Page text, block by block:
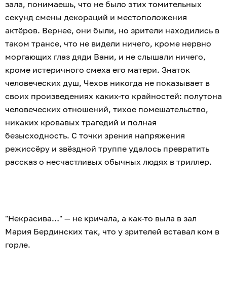
зала, понимаешь, что не было этих томительных
секунд смены декораций и местоположения
актёров. Вернее, они были, но зрители находились в
таком трансе, что не видели ничего, кроме нервно
моргающих глаз дяди Вани, и не слышали ничего,
кроме истеричного смеха его матери. Знаток
человеческих душ, Чехов никогда не показывает в
своих произведениях каких-то крайностей: полутона
человеческих отношений, тихое помешательство,
никаких кровавых трагедий и полная
безысходность. С точки зрения напряжения
режиссёру и звёздной труппе удалось превратить
рассказ о несчастливых обычных людях в триллер.
"Некрасива…" — не кричала, а как-то выла в зал
Мария Бердинских так, что у зрителей вставал ком в
горле.